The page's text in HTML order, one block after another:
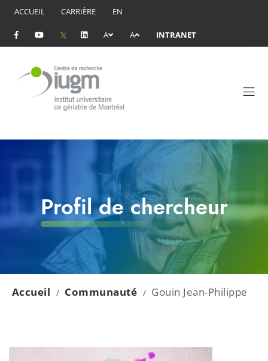
ACCUEIL CARRIÈRE EN
A A INTRANET
Profil de chercheur
Accueil / Communauté / Gouin Jean-Philippe